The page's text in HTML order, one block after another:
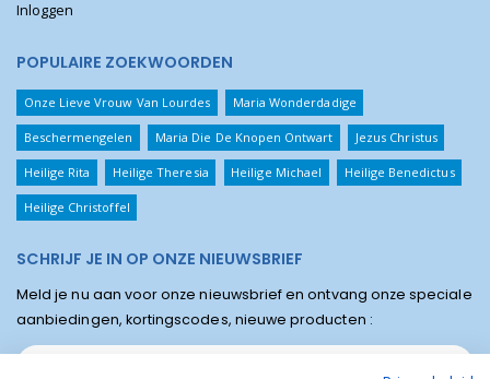
Inloggen
POPULAIRE ZOEKWOORDEN
Onze Lieve Vrouw Van Lourdes Maria Wonderdadige
Beschermengelen Maria Die De Knopen Ontwart Jezus Christus
Heilige Rita Heilige Theresia Heilige Michael Heilige Benedictus
Heilige Christoffel
SCHRIJF JE IN OP ONZE NIEUWSBRIEF
Meld je nu aan voor onze nieuwsbrief en ontvang onze speciale
aanbiedingen, kortingscodes, nieuwe producten :